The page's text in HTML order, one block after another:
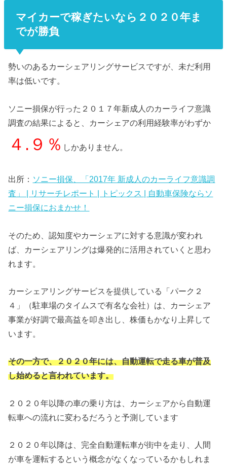
マイカーで稼ぎたいなら２０２０年ま
でが勝負
勢いのあるカーシェアリングサービスですが、未だ利用
率は低いです。
ソニー損保が行った２０１７年新成人のカーライフ意識
調査の結果によると、カーシェアの利用経験率がわずか
４.９％ しかありません。
出所： ソニー損保、「2017年 新成人のカーライフ意識調
査」 | リサーチレポート | トピックス | 自動車保険ならソ
ニー損保におまかせ！
そのため、認知度やカーシェアに対する意識が変われ
ば、カーシェアリングは爆発的に活用されていくと思わ
れます。
カーシェアリングサービスを提供している「パーク２
４」（駐車場のタイムスで有名な会社）は、カーシェア
事業が好調で最高益を叩き出し、株価もかなり上昇して
います。
その一方で、２０２０年には、自動運転で走る車が普及
し始めると言われています。
２０２０年以降の車の乗り方は、カーシェアから自動運
転車への流れに変わるだろうと予測しています
２０２０年以降は、完全自動運転車が街中を走り、人間
が車を運転するという概念がなくなっているかもしれま